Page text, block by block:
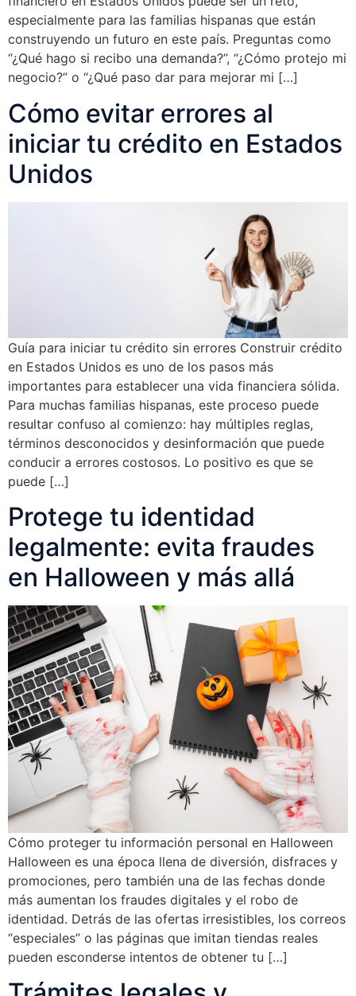
especialmente para las familias hispanas que están
construyendo un futuro en este país. Preguntas como
“¿Qué hago si recibo una demanda?”, “¿Cómo protejo mi
negocio?” o “¿Qué paso dar para mejorar mi […]
Cómo evitar errores al
iniciar tu crédito en Estados
Unidos
Guía para iniciar tu crédito sin errores Construir crédito
en Estados Unidos es uno de los pasos más
importantes para establecer una vida financiera sólida.
Para muchas familias hispanas, este proceso puede
resultar confuso al comienzo: hay múltiples reglas,
términos desconocidos y desinformación que puede
conducir a errores costosos. Lo positivo es que se
puede […]
Protege tu identidad
legalmente: evita fraudes
en Halloween y más allá
Cómo proteger tu información personal en Halloween
Halloween es una época llena de diversión, disfraces y
promociones, pero también una de las fechas donde
más aumentan los fraudes digitales y el robo de
identidad. Detrás de las ofertas irresistibles, los correos
“especiales” o las páginas que imitan tiendas reales
pueden esconderse intentos de obtener tu […]